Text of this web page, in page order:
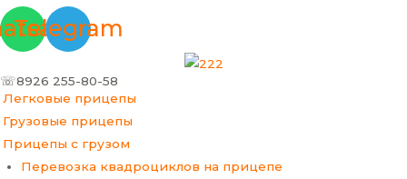
Перейти
к Telegram
☏8926 255-80-58
Легковые прицепы
Грузовые прицепы
Прицепы с грузом
Перевозка квадроциклов на прицепе
Меню
Прокрутка
вверх